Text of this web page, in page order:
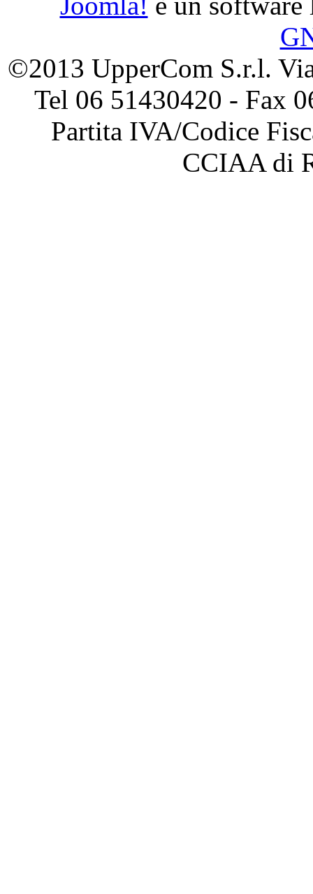
©2013 UpperCom S.r.l.
Tel 06 51430420 - Fax
Partita IVA/Codice
CCIAA di